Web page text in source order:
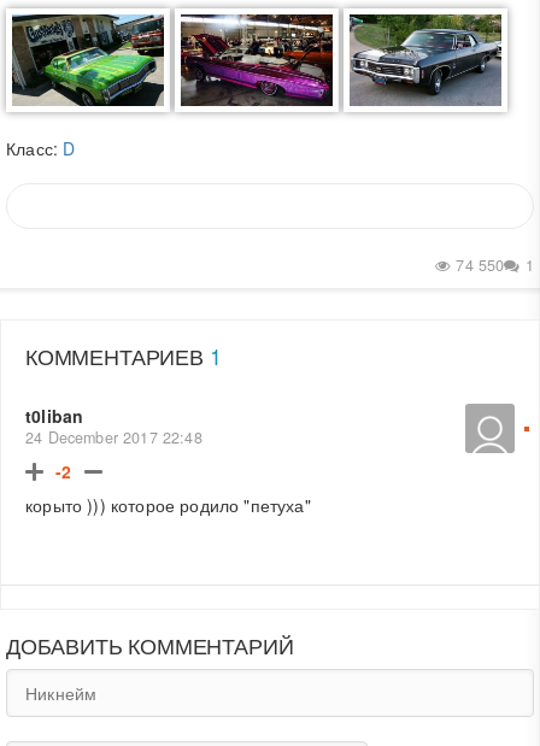
Класс: D
1
74 550
КОММЕНТАРИЕВ 1
t0liban
24 December 2017 22:48
-2
корыто ))) которое родило "петуха"
ДОБАВИТЬ КОММЕНТАРИЙ